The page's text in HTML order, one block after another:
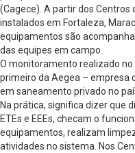
(Cagece). A partir dos Centros
instalados em Fortaleza,
equipamentos são
das equipes em campo.
O monitoramento realizado
primeiro da Aegea – empresa
em saneamento privado no
Na prática, significa dizer que
ETEs e EEEs, checam o
equipamentos, realizam
atividades no sistema. Nos